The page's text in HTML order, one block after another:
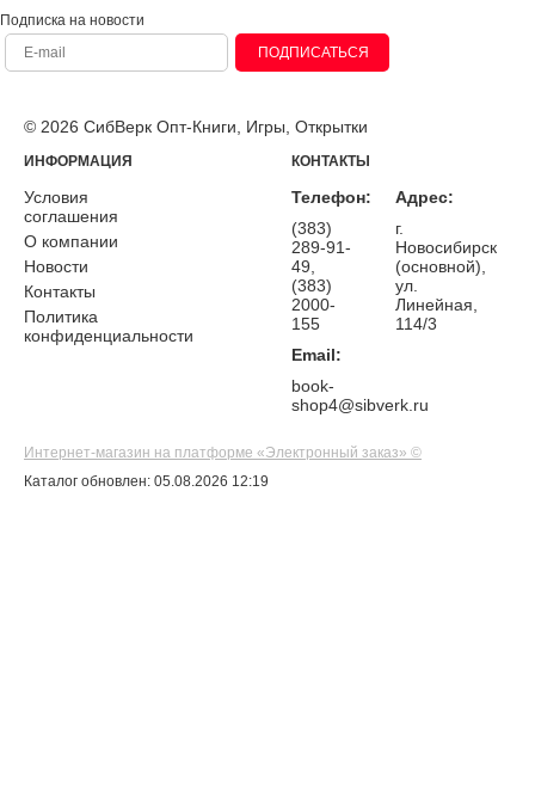
Подписка на новости
ПОДПИСАТЬСЯ
© 2026 СибВерк Опт-Книги, Игры, Открытки
ИНФОРМАЦИЯ
Условия
соглашения
О компании
Новости
Контакты
Политика
конфиденциальности
КОНТАКТЫ
Телефон:
(383)
289-91-
49,
(383)
2000-
155
Email:
book-
shop4@sibverk.ru
Адрес:
г.
Новосибирск
(основной),
ул.
Линейная,
114/3
Интернет-магазин на платформе «Электронный заказ» ©
Каталог обновлен: 05.08.2026 12:19